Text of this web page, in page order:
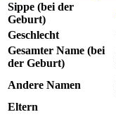
Sippe (bei der
Geburt)
Geschlecht
Gesamter Name (bei
der Geburt)
Andere Namen
Eltern